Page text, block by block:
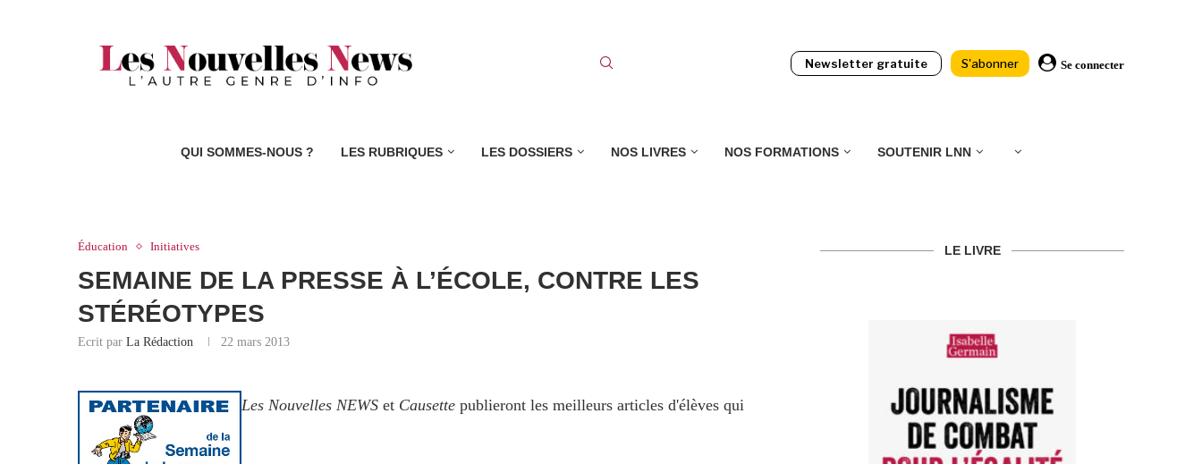
Newsletter gratuite S'abonner Se connecter
QUI SOMMES-NOUS ? LES RUBRIQUES LES DOSSIERS NOS LIVRES NOS FORMATIONS SOUTENIR LNN
Éducation Initiatives
SEMAINE DE LA PRESSE À L’ÉCOLE, CONTRE LES
STÉRÉOTYPES
Ecrit par La Rédaction 22 mars 2013
Les Nouvelles NEWS et Causette publieront les meilleurs articles d'élèves qui
LE LIVRE